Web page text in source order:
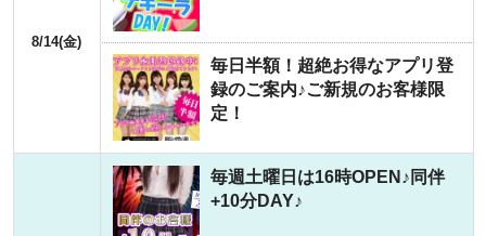
8/14(金)
毎日半額！超絶お得なアプリ登
録のご案内♪ご新規のお客様限
定！
毎週土曜日は16時OPEN♪同伴
+10分DAY♪